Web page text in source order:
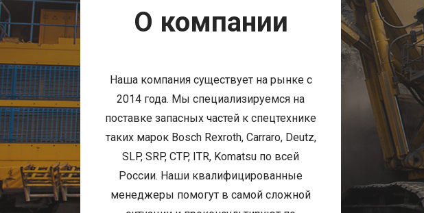
О компании
Наша компания существует на рынке с
2014 года. Мы специализируемся на
поставке запасных частей к спецтехнике
таких марок Bosch Rexroth, Carraro, Deutz,
SLP, SRP, CTP, ITR, Komatsu по всей
России. Наши квалифицированные
менеджеры помогут в самой сложной